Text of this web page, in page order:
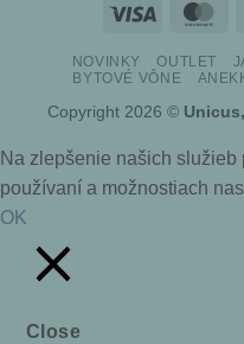
Visa
NOVINKY OUTLET
BYTOVÉ VÔNE
Copyright 2026 ©
Na zlepšenie našich služieb
používaní a možnostiach
OK
Close